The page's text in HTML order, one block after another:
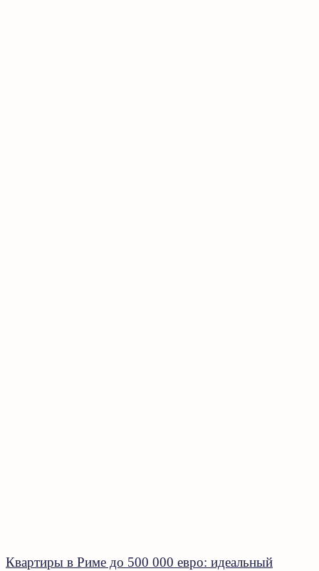
Квартиры в Риме до 500 000 евро: идеальный